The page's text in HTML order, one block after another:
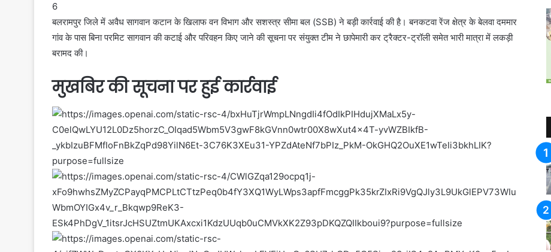
6
बलरामपुर जिले में अवैध सागवान कटान के खिलाफ वन विभाग और सशस्त्र सीमा बल (SSB) ने बड़ी कार्रवाई की है। बनकटवा रेंज क्षेत्र के बेलवा दममार
गांव के पास बिना परमिट सागवान की कटाई और परिवहन किए जाने की सूचना पर संयुक्त टीम ने छापेमारी कर ट्रैक्टर-ट्रॉली समेत भारी मात्रा में लकड़ी
बरामद की।
मुखबिर की सूचना पर हुई कार्रवाई